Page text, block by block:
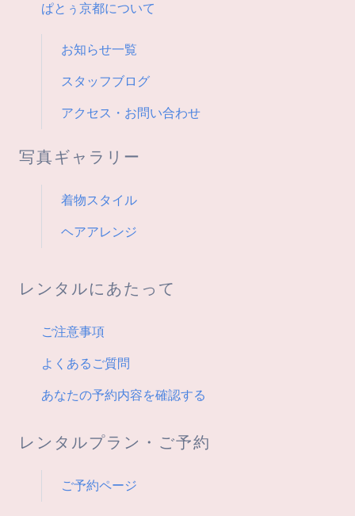
ンぱとぅ京都について
お知らせ一覧
スタッフブログ
アクセス・お問い合わせ
写真ギャラリー
着物スタイル
ヘアアレンジ
レンタルにあたって
ご注意事項
よくあるご質問
あなたの予約内容を確認する
レンタルプラン・ご予約
ご予約ページ